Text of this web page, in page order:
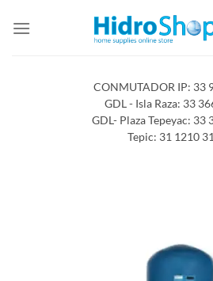
CONMUTADOR IP: 33
GDL - Isla Raza: 33
GDL- Plaza Tepeyac: 33
Tepic: 31 1210